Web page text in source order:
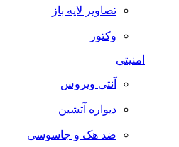
تصاویر لایه باز
وکتور
امنیتی
آنتی ویروس
دیواره آتشین
ضد هک و جاسوسی